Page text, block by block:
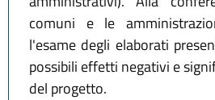
comuni e le
l'esame degli elaborati
possibili effetti negativi e
del progetto.